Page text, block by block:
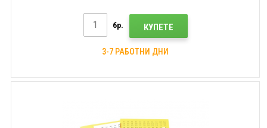
бр. КУПЕТЕ
3-7 РАБОТНИ ДНИ